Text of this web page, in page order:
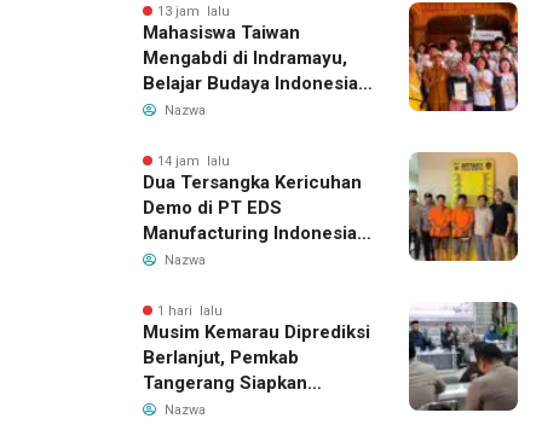
13 jam lalu
Mahasiswa Taiwan
Mengabdi di Indramayu,
Belajar Budaya Indonesia
dan Edukasi Pekerja
Nazwa
14 jam lalu
Dua Tersangka Kericuhan
Demo di PT EDS
Manufacturing Indonesia
Ditahan, Polda Banten
Pengelolaan Limbah
Nazwa
1 hari lalu
Musim Kemarau Diprediksi
Berlanjut, Pemkab
Tangerang Siapkan
Langkah Antisipasi Krisis
Nazwa